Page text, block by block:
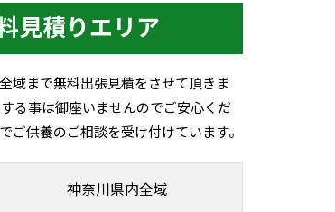
見積りエリア
域まで無料出張見積をさせて頂きま
る事は御座いませんのでご安心くだ
ご供養のご相談を受け付けています。
神奈川県内全域